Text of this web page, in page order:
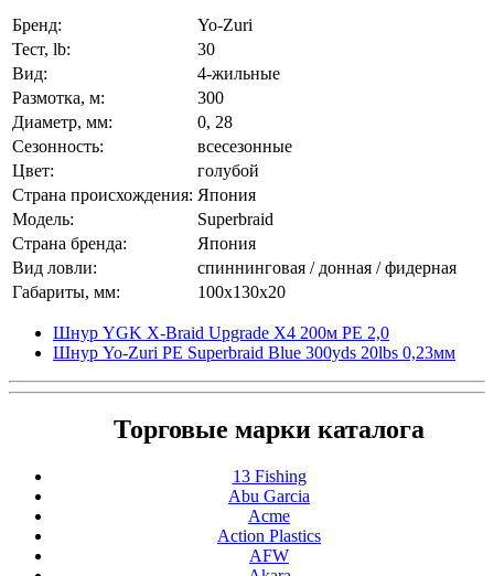
Бренд:
Yo-Zuri
Тест, lb:
30
Вид:
4-жильные
Размотка, м:
300
Диаметр, мм:
0, 28
Сезонность:
всесезонные
Цвет:
голубой
Страна происхождения: Япония
Модель:
Superbraid
Страна бренда:
Япония
Вид ловли:
спиннинговая / донная / фидерная
Габариты, мм:
100x130x20
Шнур YGK X-Braid Upgrade X4 200м PE 2,0
Шнур Yo-Zuri PE Superbraid Blue 300yds 20lbs 0,23мм
Торговые марки каталога
13 Fishing
Abu Garcia
Acme
Action Plastics
AFW